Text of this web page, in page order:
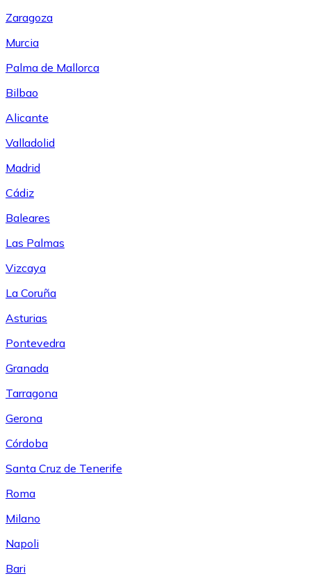
Zaragoza
Murcia
Palma de Mallorca
Bilbao
Alicante
Valladolid
Madrid
Cádiz
Baleares
Las Palmas
Vizcaya
La Coruña
Asturias
Pontevedra
Granada
Tarragona
Gerona
Córdoba
Santa Cruz de Tenerife
Roma
Milano
Napoli
Bari